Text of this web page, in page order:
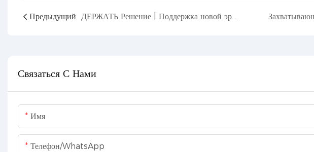
Предыдущий ДЕРЖАТЬ Решение | Поддержка новой эры производства мебели Chuanpai
Связаться С Нами
Имя
Телефон/WhatsApp